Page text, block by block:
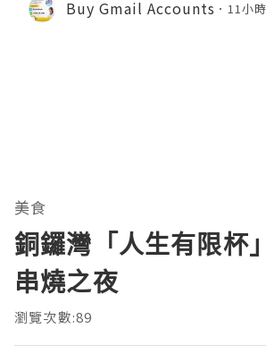
Buy Gmail Accounts 11小
美食
銅鑼灣「人生有限杯
串燒之夜
瀏覽次數:89